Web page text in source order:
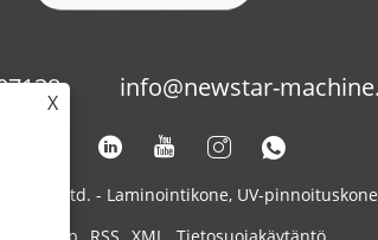
info@newstar-
Co., Ltd. - Laminointikone, UV-
X